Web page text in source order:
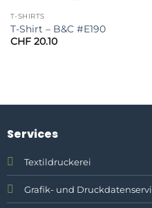
T-SHIRTS
T-Shirt – B&C #E190
CHF20.10
Services
Textildruckerei
Grafik- und